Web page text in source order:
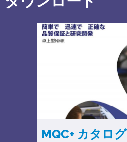
MQC+ カタログ